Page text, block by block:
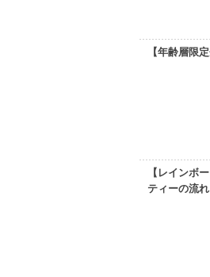
【年齢層限
【レインボ
ティーの流